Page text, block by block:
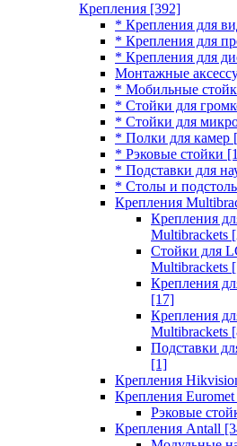
Крепления [392]
* Крепления для
* Крепления для
* Крепления для
Монтажные
* Мобильные
* Стойки для
* Стойки для
* Полки для камер
* Рэковые стойки
* Подставки для
* Столы и
Крепления
Крепления
Multibrackets
Стойки для
Multibrackets
Крепления
[17]
Крепления
Multibrackets
Подставки
[1]
Крепления
Крепления Euromet
Рэковые
Крепления Antall